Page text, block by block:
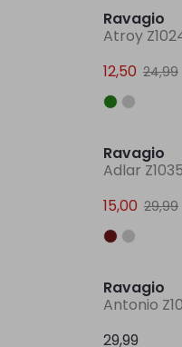
Ravagio
Atroy
12,50 24,99
Ravagio
Adlar
15,00 29,99
Ravagio
Antonio
29,99